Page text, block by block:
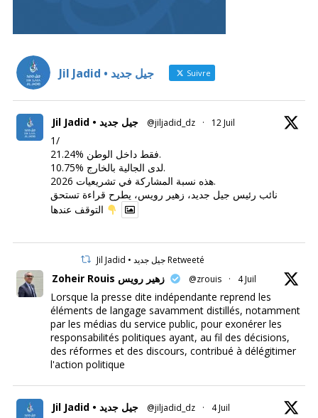
Jil Jadid • جيل جديد Suivre
Jil Jadid • جيل جديد @jiljadid_dz · 12 Juil
1/
21.24% فقط داخل الوطن.
10.75% لدى الجالية بالخارج.
هذه نسبة المشاركة في تشريعيات 2026.
نائب رئيس جيل جديد، زهير رويس، يطرح قراءة تستحق
Jil Jadid • جيل جديد Retweeté
Zoheir Rouis زهير رويس @zrouis · 4 Juil
Lorsque la presse dite indépendante reprend les
éléments de langage savamment distillés, notamment
par les médias du service public, pour exonérer les
responsabilités politiques ayant, au fil des décisions,
des réformes et des discours, contribué à délégitimer
l'action politique
Jil Jadid • جيل جديد @jiljadid_dz · 4 Juil